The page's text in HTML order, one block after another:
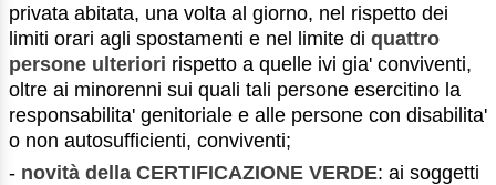
privata abitata, una volta al giorno, nel rispetto dei
limiti orari agli spostamenti e nel limite di quattro
persone ulteriori rispetto a quelle ivi gia' conviventi,
oltre ai minorenni sui quali tali persone esercitino la
responsabilita' genitoriale e alle persone con disabilita'
o non autosufficienti, conviventi;
- novità della CERTIFICAZIONE VERDE: ai soggetti